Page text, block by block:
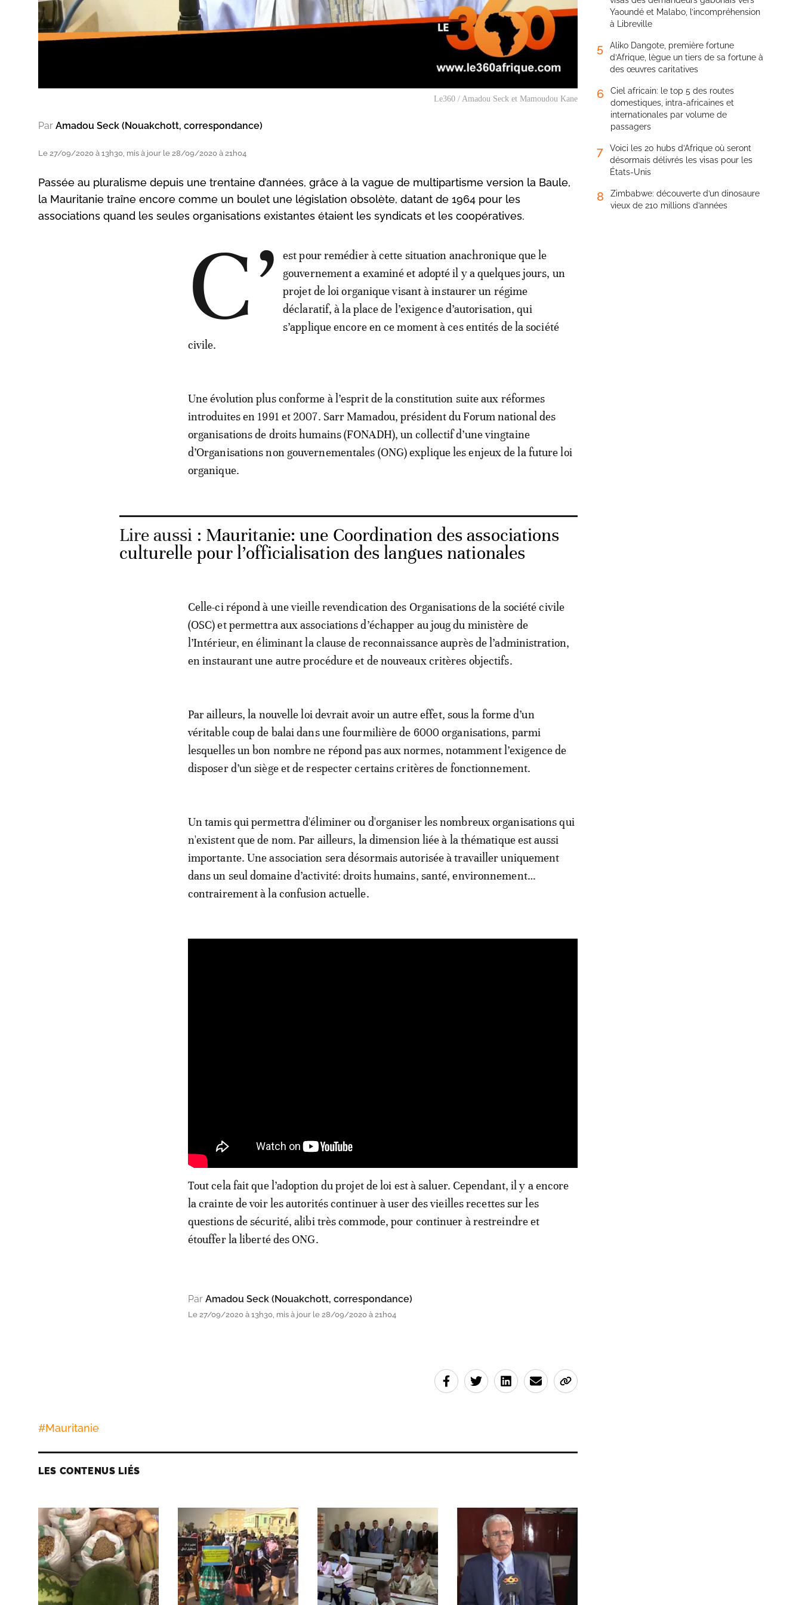
Le360 / Amadou Seck et Mamoudou Kane
Par Amadou Seck (Nouakchott, correspondance)
Le 27/09/2020 à 13h30, mis à jour le 28/09/2020 à 21h04
Passée au pluralisme depuis une trentaine d’années, grâce à la vague de multipartisme version la Baule,
la Mauritanie traîne encore comme un boulet une législation obsolète, datant de 1964 pour les
associations quand les seules organisations existantes étaient les syndicats et les coopératives.
C’
est pour remédier à cette situation anachronique que le
gouvernement a examiné et adopté il y a quelques jours, un
projet de loi organique visant à instaurer un régime
déclaratif, à la place de l’exigence d’autorisation, qui
s’applique encore en ce moment à ces entités de la société
civile.
Une évolution plus conforme à l’esprit de la constitution suite aux réformes
introduites en 1991 et 2007. Sarr Mamadou, président du Forum national des
organisations de droits humains (FONADH), un collectif d’une vingtaine
d’Organisations non gouvernementales (ONG) explique les enjeux de la future loi
organique.
Lire aussi : Mauritanie: une Coordination des associations
culturelle pour l’officialisation des langues nationales
Celle-ci répond à une vieille revendication des Organisations de la société civile
(OSC) et permettra aux associations d’échapper au joug du ministère de
l’Intérieur, en éliminant la clause de reconnaissance auprès de l’administration,
en instaurant une autre procédure et de nouveaux critères objectifs.
Par ailleurs, la nouvelle loi devrait avoir un autre effet, sous la forme d’un
véritable coup de balai dans une fourmilière de 6000 organisations, parmi
lesquelles un bon nombre ne répond pas aux normes, notamment l’exigence de
disposer d’un siège et de respecter certains critères de fonctionnement.
Un tamis qui permettra d'éliminer ou d'organiser les nombreux organisations qui
n'existent que de nom. Par ailleurs, la dimension liée à la thématique est aussi
importante. Une association sera désormais autorisée à travailler uniquement
dans un seul domaine d’activité: droits humains, santé, environnement…
contrairement à la confusion actuelle.
Tout cela fait que l’adoption du projet de loi est à saluer. Cependant, il y a encore
la crainte de voir les autorités continuer à user des vieilles recettes sur les
questions de sécurité, alibi très commode, pour continuer à restreindre et
étouffer la liberté des ONG.
Par Amadou Seck (Nouakchott, correspondance)
Le 27/09/2020 à 13h30, mis à jour le 28/09/2020 à 21h04
#Mauritanie
LES CONTENUS LIÉS
Yaoundé et Malabo, l’incompréhension
à Libreville
5
Aliko Dangote, première fortune
d’Afrique, lègue un tiers de sa fortune à
des œuvres caritatives
6
Ciel africain: le top 5 des routes
domestiques, intra-africaines et
internationales par volume de
passagers
7
Voici les 20 hubs d’Afrique où seront
désormais délivrés les visas pour les
États-Unis
8
Zimbabwe: découverte d’un dinosaure
vieux de 210 millions d’années